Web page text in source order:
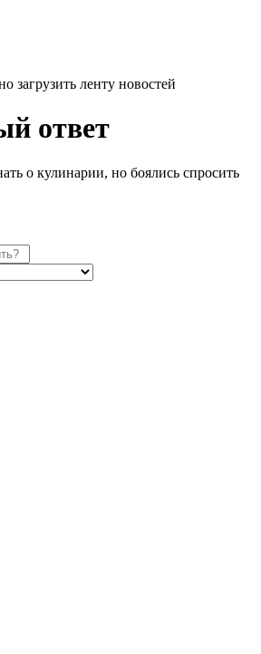
загрузить ленту новостей
ответ
о кулинарии, но боялись спросить